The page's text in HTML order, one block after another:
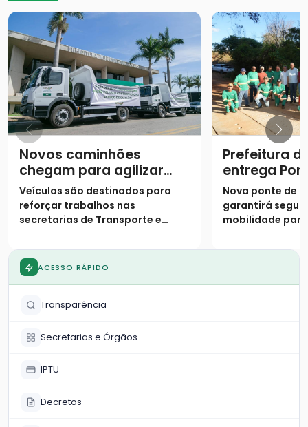
Novos caminhões
chegam para agilizar
obras e manutenção na
cidade
Veículos são destinados para
reforçar trabalhos nas
secretarias de Transporte e
Prefeitura
entrega
Ribeirão
Nova ponte de
garantirá
mobilidade
ACESSO RÁPIDO
Transparência
Secretarias e Órgãos
IPTU
Decretos